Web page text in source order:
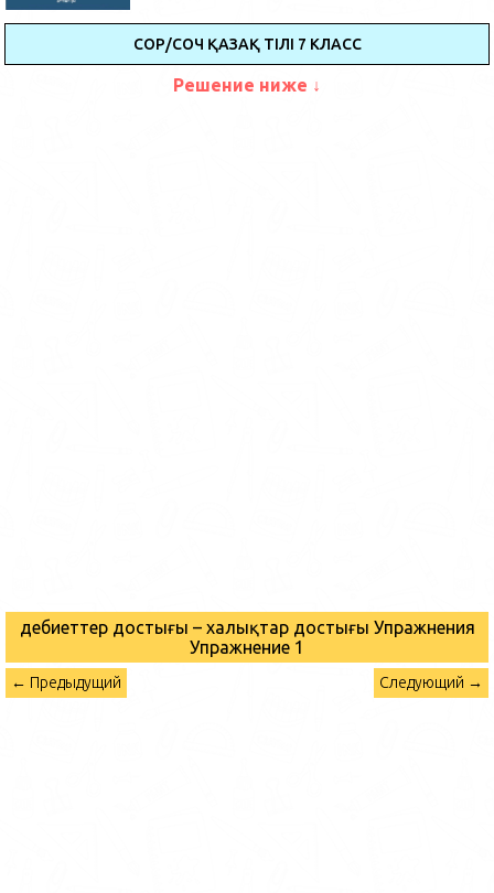
СОР/СОЧ ҚАЗАҚ ТІЛІ 7 КЛАСС
Решение ниже ↓
Әдебиеттер достығы – халықтар достығы Упражнения
Упражнение 1
← Предыдущий Следующий →